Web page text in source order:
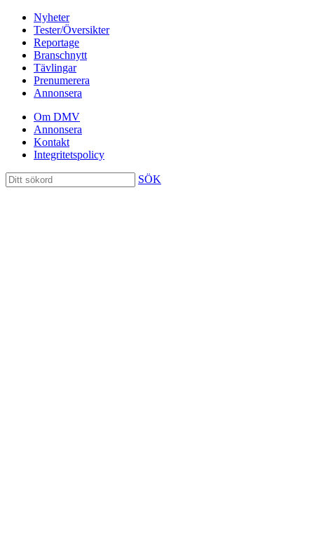
Nyheter
Tester/Översikter
Reportage
Branschnytt
Tävlingar
Prenumerera
Annonsera
Om DMV
Annonsera
Kontakt
Integritetspolicy
SÖK